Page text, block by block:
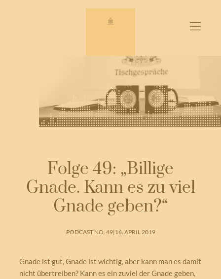
Folge 49: „Billige
Gnade. Kann es zu viel
Gnade geben?“
PODCAST NO. 49| 16. APRIL 2019
Gnade ist gut, Gnade ist wichtig, aber kann man es damit
nicht übertreiben? Kann es ein zuviel der Gnade geben,